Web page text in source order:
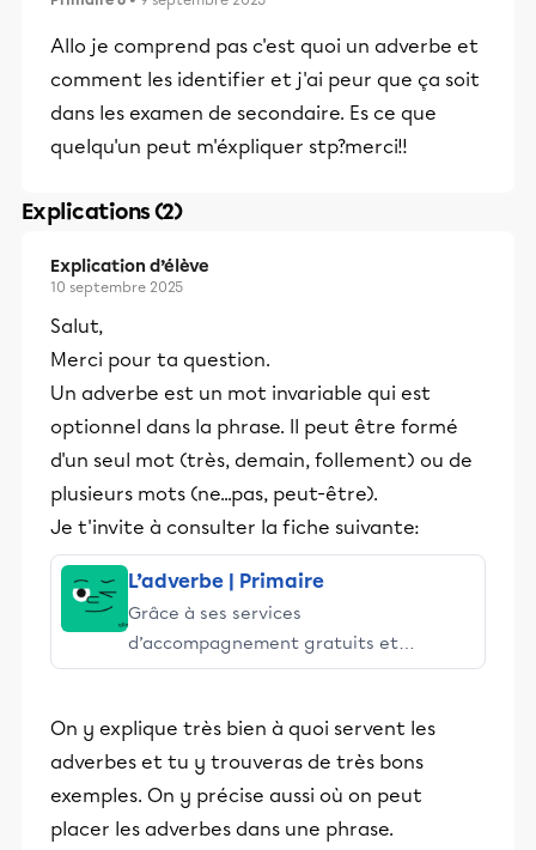
Allo je comprend pas c'est quoi un adverbe et
comment les identifier et j'ai peur que ça soit
dans les examen de secondaire. Es ce que
quelqu'un peut m'éxpliquer stp?merci!!
Explications (2)
Explication d’élève
10 septembre 2025
Salut,
Merci pour ta question.
Un adverbe est un mot invariable qui est
optionnel dans la phrase. Il peut être formé
d'un seul mot (très, demain, follement) ou de
plusieurs mots (ne...pas, peut-être).
Je t'invite à consulter la fiche suivante:
L’adverbe | Primaire
Grâce à ses services
d’accompagnement gratuits et
stimulants, Alloprof engage les élèves
éducative.
On y explique très bien à quoi servent les
adverbes et tu y trouveras de très bons
exemples. On y précise aussi où on peut
placer les adverbes dans une phrase.